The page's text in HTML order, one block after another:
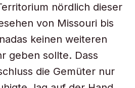
nördlich dieser
von Missouri bis
keinen weiteren
geben sollte. Dass
die Gemüter nur